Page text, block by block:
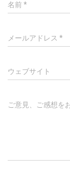
名前*
メールアドレス *
ウェブサイト
ご意見、ご感想を